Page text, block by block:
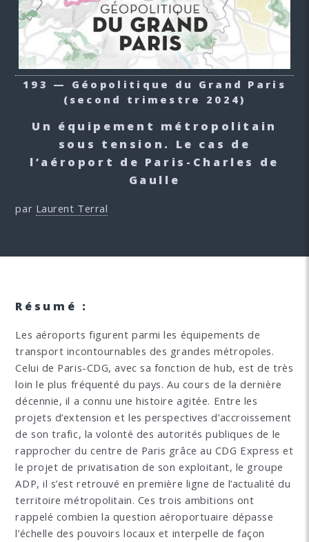
193 — Géopolitique du Grand Paris
(second trimestre 2024)
Un équipement métropolitain
sous tension. Le cas de
l’aéroport de Paris-Charles de
Gaulle
par Laurent Terral
Résumé :
Les aéroports figurent parmi les équipements de
transport incontournables des grandes métropoles.
Celui de Paris-CDG, avec sa fonction de hub, est de très
loin le plus fréquenté du pays. Au cours de la dernière
décennie, il a connu une histoire agitée. Entre les
projets d’extension et les perspectives d’accroissement
de son trafic, la volonté des autorités publiques de le
rapprocher du centre de Paris grâce au CDG Express et
le projet de privatisation de son exploitant, le groupe
ADP, il s’est retrouvé en première ligne de l’actualité du
territoire métropolitain. Ces trois ambitions ont
rappelé combien la question aéroportuaire dépasse
l’échelle des pouvoirs locaux et interpelle de façon